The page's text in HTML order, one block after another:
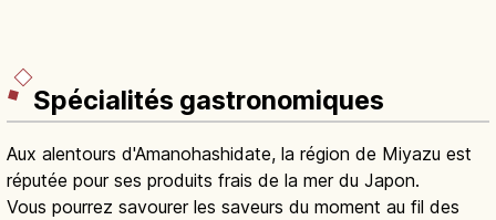
Spécialités gastronomiques
Aux alentours d'Amanohashidate, la région de Miyazu est
réputée pour ses produits frais de la mer du Japon.
Vous pourrez savourer les saveurs du moment au fil des